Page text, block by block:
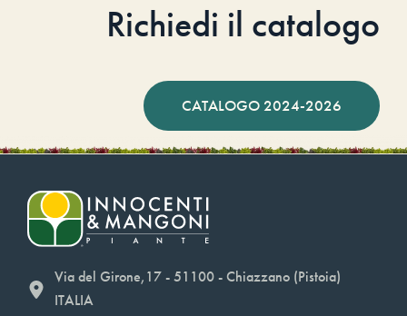
Richiedi il catalogo
CATALOGO 2024-2026
Via del Girone,17 - 51100 - Chiazzano (Pistoia)
ITALIA